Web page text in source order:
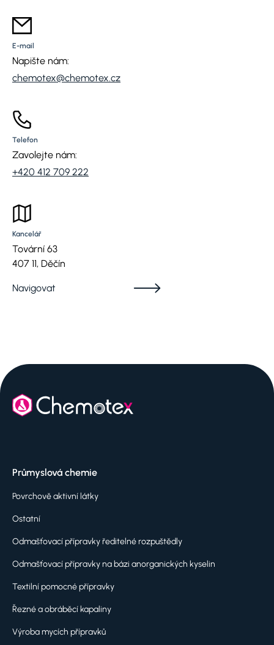
E-mail
Napište nám:
chemotex@chemotex.cz
Telefon
Zavolejte nám:
+420 412 709 222
Kancelář
Tovární 63
407 11, Děčín
Navigovat
Průmyslová chemie
Povrchově aktivní látky
Ostatní
Odmašťovací přípravky ředitelné rozpuštědly
Odmašťovací přípravky na bázi anorganických kyselin
Textilní pomocné přípravky
Řezné a obráběcí kapaliny
Výroba mycích přípravků